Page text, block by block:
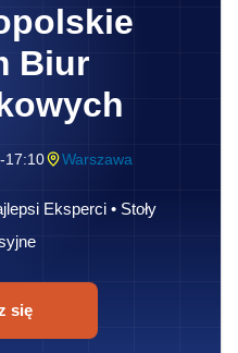
Biur
17:10 Warszawa
Eksperci • Stoły
się